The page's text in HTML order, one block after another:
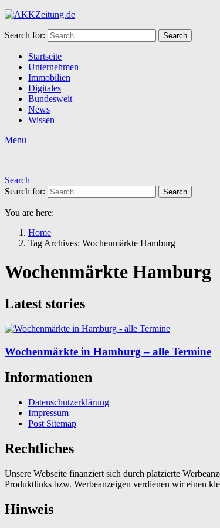
Search for: Search
Startseite
Unternehmen
Immobilien
Digitales
Bundesweit
News
Wissen
Menu
Search
Search for:
Search
You are here:
Home
Tag Archives: Wochenmärkte Hamburg
Wochenmärkte Hamburg
Latest stories
Wochenmärkte in Hamburg – alle Termine
Informationen
Datenschutzerklärung
Impressum
Post Sitemap
Rechtliches
Unsere Webseite finanziert sich durch platzierte
Produktlinks bzw. Werbeanzeigen verdienen wir einen
Hinweis